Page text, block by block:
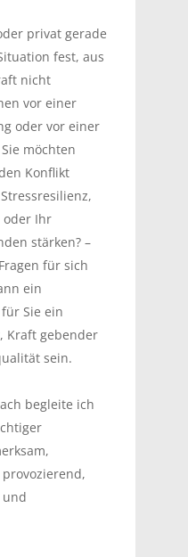
privat gerade
fest, aus
nicht
vor einer
oder vor einer
möchten
Konflikt
oder Ihr
stärken? –
für sich
ein
Sie ein
Kraft gebender
sein.
begleite ich